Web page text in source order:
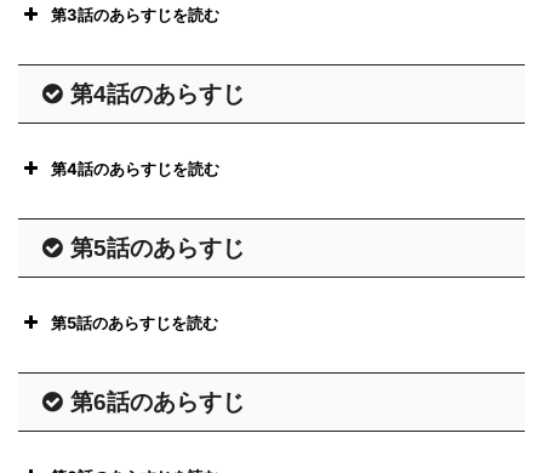
第3話のあらすじを読む
第4話のあらすじ
第4話のあらすじを読む
第5話のあらすじ
第5話のあらすじを読む
第6話のあらすじ